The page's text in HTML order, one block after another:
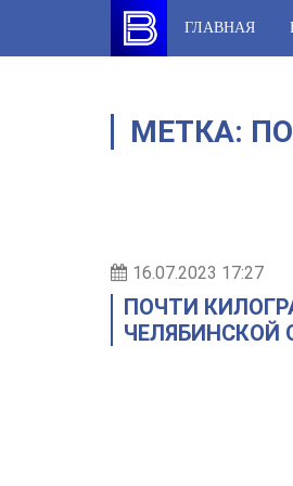
content
ГЛАВНАЯ
МЕТКА:
16.07.2023 17:27
ПОЧТИ
ЧЕЛЯБИНСКОЙ